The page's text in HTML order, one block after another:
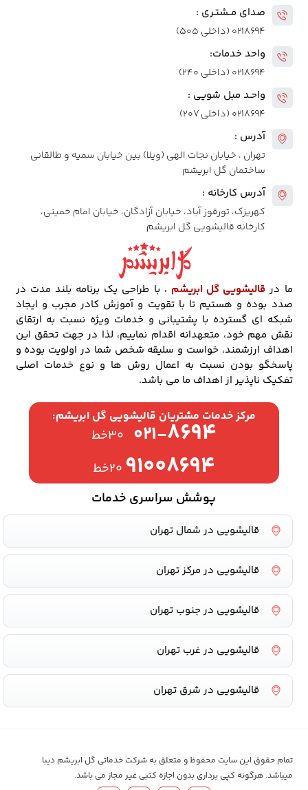
صدای مــشتـری :
۰۲۱۸۶۹۴ (داخلی ۵۰۵)
واحد خدمات:
۰۲۱۸۶۹۴ (داخلی ۲۴۰)
واحـد مبل شویی :
۰۲۱۸۶۹۴ (داخلی ۲۰۷)
آدرس :
تهران ، خیابان نجات الهی (ویلا) بین خیابان سمیه و طالقانی
ساختمان گل ابریشم
آدرس کارخانه :
کهریزک، تورقوز آباد، خیابان آزادگان، خیابان امام خمینی،
کارخانه قالیشویی گل ابریشم
ما در قالیشویی گل ابریشم ، با طراحی یک برنامه بلند مدت در
صدد بوده و هستیم تا با تقویت و آموزش کادر مجرب و ایجاد
شبکه ای گسترده با پشتیبانی و خدمات ویژه نسبت به ارتقای
نقش مهم خود، متعهدانه اقدام نماییم، لذا در جهت تحقق این
اهداف ارزشمند، خواست و سلیقه شخص شما در اولویت بوده و
پاسخگو بودن نسبت به اعمال روش ها و نوع خدمات اصلی
تفکیک ناپذیر از اهداف ما می باشد.
مرکز خدمات مشتریان قالیشویی گل ابریشم:
۰۲۱-۸۶۹۴ ۳۰خط
۹۱۰۰۸۶۹۴ ۲۰خط
پوشش سراسری خدمات
قالیشویی در شمال تهران
قالیشویی در مرکز تهران
قالیشویی در جنوب تهران
قالیشویی در غرب تهران
قالیشویی در شرق تهران
تمام حقوق این سایت محفوظ و متعلق به شرکت خدماتی گل ابریشم دیبا
میباشد. هرگونه کپی برداری بدون اجازه کتبی غیر مجاز می باشد.